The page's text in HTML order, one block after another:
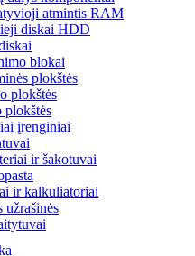
atmintis RAM
diskai HDD
blokai
plokštės
plokštės
plokštės
įrenginiai
ir šakotuvai
ir kalkuliatoriai
užrašinės